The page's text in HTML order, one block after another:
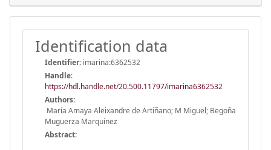
Identification data
Identifier: imarina:6362532
Handle:
https://hdl.handle.net/20.500.11797/imarina6362532
Authors:
María Amaya Aleixandre de Artiñano; M Miguel; Begoña
Muguerza Marquínez
Abstract: